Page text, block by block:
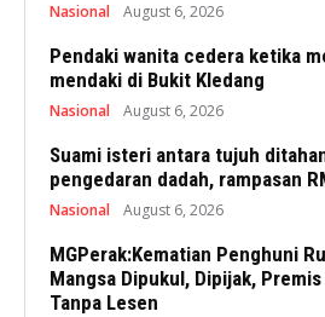
Nasional August 6, 2026
Pendaki wanita cedera ketika
mendaki di Bukit Kledang
Nasional August 6, 2026
Suami isteri antara tujuh
pengedaran dadah, rampasan
Nasional August 6, 2026
MGPerak:Kematian Penghuni
Mangsa Dipukul, Dipijak,
Tanpa Lesen